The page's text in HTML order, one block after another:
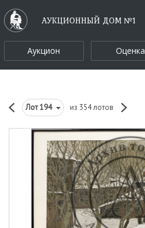
АУКЦИОННЫЙ ДОМ №1
Аукцион Оценка
Лот194 из 354 лотов